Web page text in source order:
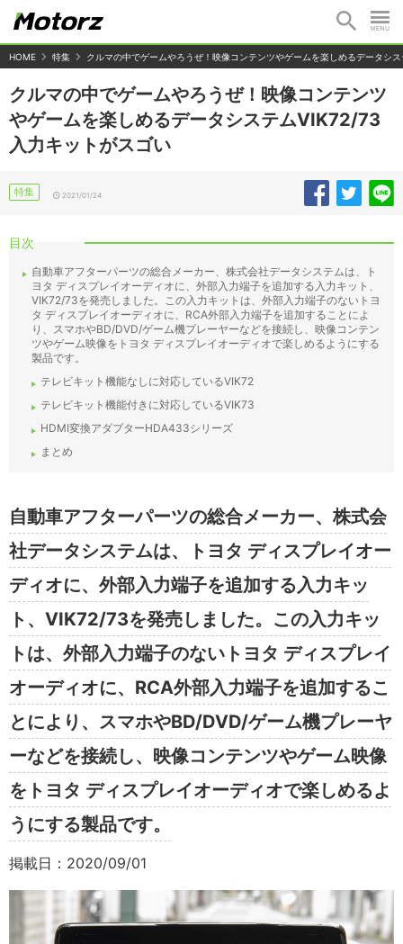
HOME 特集 クルマの中でゲームやろうぜ！映像コンテンツやゲームを楽しめるデータシ
クルマの中でゲームやろうぜ！映像コンテンツ
やゲームを楽しめるデータシステムVIK72/73
入力キットがスゴい
特集 2021/01/24
目次
自動車アフターパーツの総合メーカー、株式会社データシステムは、ト
ヨタ ディスプレイオーディオに、外部入力端子を追加する入力キット、
VIK72/73を発売しました。この入力キットは、外部入力端子のないトヨ
タ ディスプレイオーディオに、RCA外部入力端子を追加することによ
り、スマホやBD/DVD/ゲーム機プレーヤーなどを接続し、映像コンテン
ツやゲーム映像をトヨタ ディスプレイオーディオで楽しめるようにする
製品です。
テレビキット機能なしに対応しているVIK72
テレビキット機能付きに対応しているVIK73
HDMI変換アダプターHDA433シリーズ
まとめ
自動車アフターパーツの総合メーカー、株式会
社データシステムは、トヨタ ディスプレイオー
ディオに、外部入力端子を追加する入力キッ
ト、VIK72/73を発売しました。この入力キッ
トは、外部入力端子のないトヨタ ディスプレイ
オーディオに、RCA外部入力端子を追加するこ
とにより、スマホやBD/DVD/ゲーム機プレーヤ
ーなどを接続し、映像コンテンツやゲーム映像
をトヨタ ディスプレイオーディオで楽しめるよ
うにする製品です。
掲載日：2020/09/01